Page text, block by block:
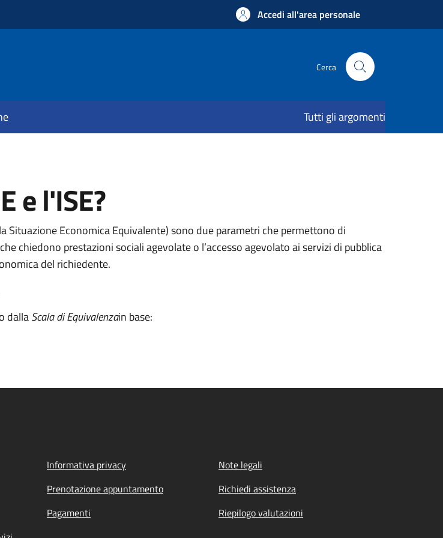
Accedi all'area personale
Cerca
Tutti gli argomenti
e l'ISE?
Situazione Economica Equivalente) sono due parametri che permettono di
chiedono prestazioni sociali agevolate o l’accesso agevolato ai servizi di pubblica
del richiedente.
dallaScala di Equivalenzain base:
Informativa privacy
Note legali
Prenotazione appuntamento
Richiedi assistenza
Pagamenti
Riepilogo valutazioni